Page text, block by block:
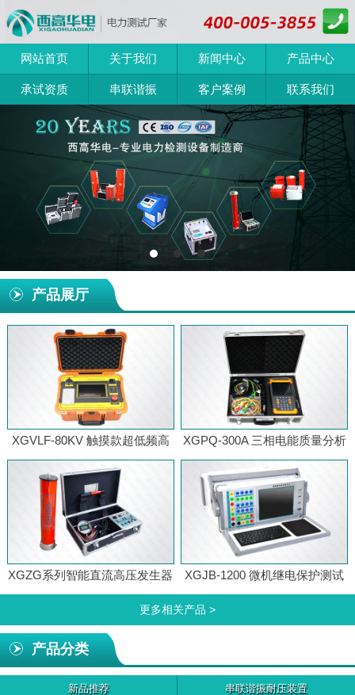
网站首页 关于我们 新闻中心 产品中心
承试资质 串联谐振 客户案例 联系我们
产品展厅
XGVLF-80KV 触摸款超低频高
压发生器
XGPQ-300A 三相电能质量分析
仪
XGZG系列智能直流高压发生器
XGJB-1200 微机继电保护测试
仪
更多相关产品 >
产品分类
新品推荐 串联谐振耐压装置